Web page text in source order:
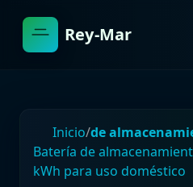
Rey-Mar
Inicio/de
Batería de
kWh para uso doméstico